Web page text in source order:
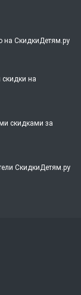
на СкидкиДетям.ру
на
скидками за
СкидкиДетям.ру